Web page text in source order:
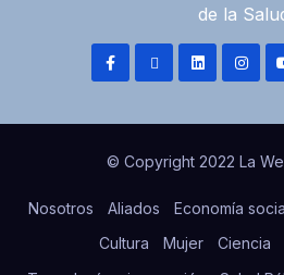
de la
© Copyright 2022 La
Nosotros Aliados Economía
Cultura
Mujer Ciencia